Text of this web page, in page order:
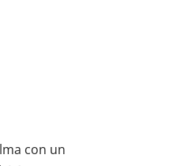
con un